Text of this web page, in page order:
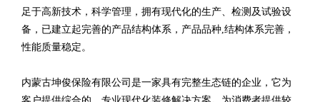
足于高新技术，科学管理，拥有现代化的生产、检测及试验设
备，已建立起完善的产品结构体系，产品品种,结构体系完善，
性能质量稳定。
内蒙古坤俊保险有限公司是一家具有完整生态链的企业，它为